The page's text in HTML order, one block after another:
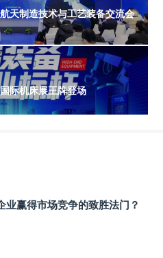
天制造技术与工艺装备交流会
际机床展王牌登场
业赢得市场竞争的致胜法门？